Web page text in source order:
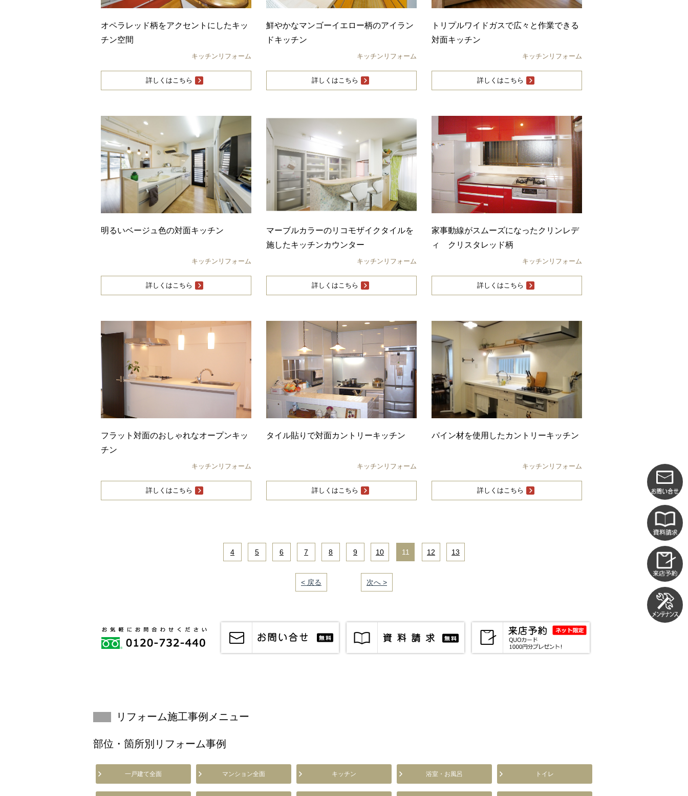
オペラレッド柄をアクセントにしたキッ
チン空間
キッチンリフォーム
詳しくはこちら
鮮やかなマンゴーイエロー柄のアイラン
ドキッチン
キッチンリフォーム
詳しくはこちら
トリプルワイドガスで広々と作業できる
対面キッチン
キッチンリフォーム
詳しくはこちら
明るいベージュ色の対面キッチン
キッチンリフォーム
詳しくはこちら
マーブルカラーのリコモザイクタイルを
施したキッチンカウンター
キッチンリフォーム
詳しくはこちら
家事動線がスムーズになったクリンレデ
ィ クリスタレッド柄
キッチンリフォーム
詳しくはこちら
フラット対面のおしゃれなオープンキッ
チン
キッチンリフォーム
詳しくはこちら
タイル貼りで対面カントリーキッチン
キッチンリフォーム
詳しくはこちら
パイン材を使用したカントリーキッチン
キッチンリフォーム
詳しくはこちら
4 5 6 7 8 9 10 11 12 13
< 戻る 次へ >
リフォーム施工事例メニュー
部位・箇所別リフォーム事例
一戸建て全面 マンション全面 キッチン 浴室・お風呂 トイレ